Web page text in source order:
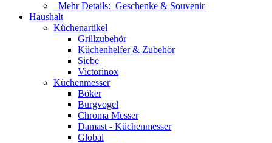
Mehr Details: Geschenke & Souvenir
Haushalt
Küchenartikel
Grillzubehör
Küchenhelfer & Zubehör
Siebe
Victorinox
Küchenmesser
Böker
Burgvogel
Chroma Messer
Damast - Küchenmesser
Global